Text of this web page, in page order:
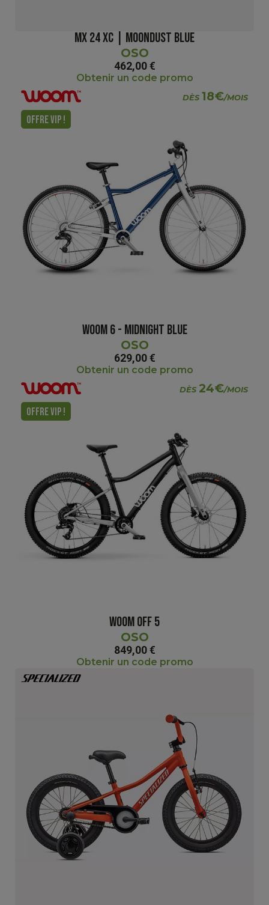
MX 24 XC | MOONDUST BLUE
OSO
462,00 €
Obtenir un code promo
DÈS 18€/MOIS
OFFRE VIP !
WOOM 6 - MIDNIGHT BLUE
OSO
629,00 €
Obtenir un code promo
DÈS 24€/MOIS
OFFRE VIP !
WOOM OFF 5
OSO
849,00 €
Obtenir un code promo